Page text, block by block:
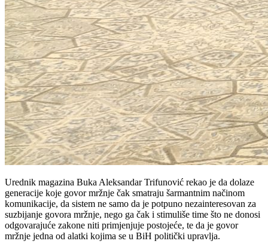
Urednik magazina Buka Aleksandar Trifunović rekao je da dolaze
generacije koje govor mržnje čak smatraju šarmantnim načinom
komunikacije, da sistem ne samo da je potpuno nezainteresovan za
suzbijanje govora mržnje, nego ga čak i stimuliše time što ne donosi
odgovarajuće zakone niti primjenjuje postojeće, te da je govor
mržnje jedna od alatki kojima se u BiH politički upravlja.